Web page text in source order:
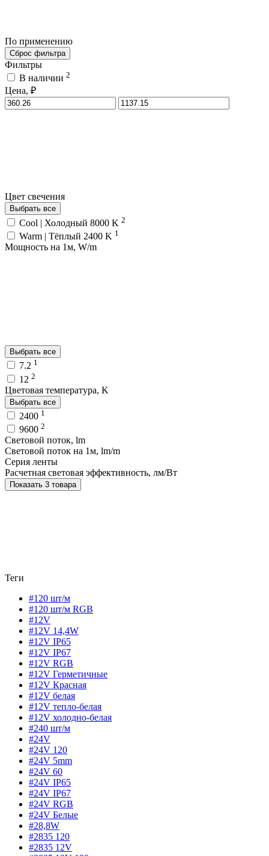
По применению
Сброс фильтра
Фильтры
В наличии 2
Цена, ₽
Цвет свечения
Выбрать все
Cool | Холодный 8000 K 2
Warm | Тёплый 2400 K 1
Мощность на 1м, W/m
Выбрать все
7.2 1
12 2
Цветовая температура, K
Выбрать все
2400 1
9600 2
Световой поток, lm
Световой поток на 1м, lm/m
Серия ленты
Расчетная световая эффективность, лм/Вт
Показать 3 товара
Теги
#120 шт/м
#120 шт/м RGB
#12V
#12V 14,4W
#12V IP65
#12V IP67
#12V RGB
#12V Герметичные
#12V Красная
#12V белая
#12V тепло-белая
#12V холодно-белая
#240 шт/м
#24V
#24V 120
#24V 5mm
#24V 60
#24V IP65
#24V IP67
#24V RGB
#24V Белые
#28,8W
#2835 120
#2835 12V